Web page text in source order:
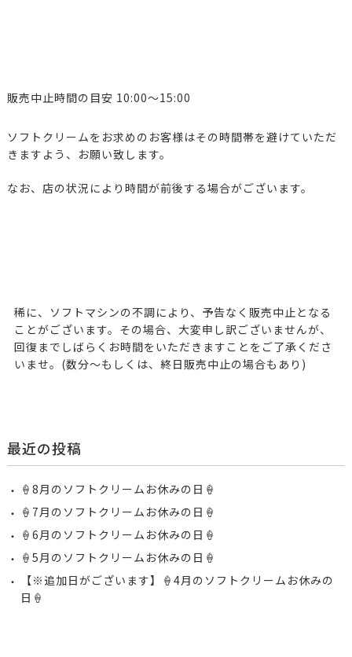
販売中止時間の目安 10:00〜15:00
ソフトクリームをお求めのお客様はその時間帯を避けていただ
きますよう、お願い致します。
なお、店の状況により時間が前後する場合がございます。
稀に、ソフトマシンの不調により、予告なく販売中止となる
ことがございます。その場合、大変申し訳ございませんが、
回復までしばらくお時間をいただきますことをご了承くださ
いませ。(数分〜もしくは、終日販売中止の場合もあり)
最近の投稿
‪🍦‬‪8月のソフトクリームお休みの日🍦‬
‪🍦‬‪7月のソフトクリームお休みの日🍦‬
‪🍦‬‪6月のソフトクリームお休みの日🍦‬
‪🍦‬‪5月のソフトクリームお休みの日🍦‬
【‪※追加日がございます】‬🍦‬‪4月のソフトクリームお休みの
日🍦